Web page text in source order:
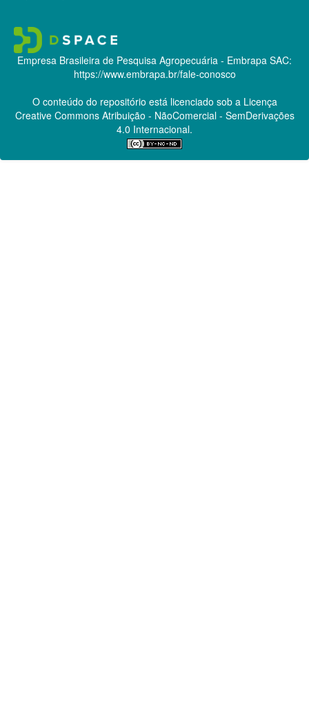
Empresa Brasileira de Pesquisa Agropecuária - Embrapa SAC:
https://www.embrapa.br/fale-conosco
O conteúdo do repositório está licenciado sob a Licença
Creative CommonsAtribuição - NãoComercial - SemDerivações
4.0 Internacional.